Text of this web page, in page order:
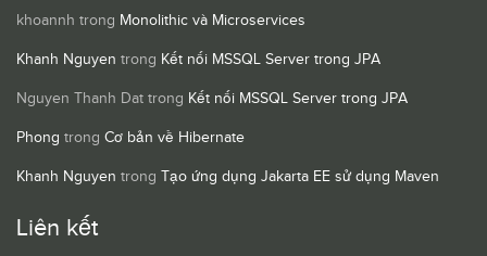
khoannh trong Monolithic và Microservices
Khanh Nguyen trong Kết nối MSSQL Server trong JPA
Nguyen Thanh Dat trong Kết nối MSSQL Server trong JPA
Phong trong Cơ bản về Hibernate
Khanh Nguyen trong Tạo ứng dụng Jakarta EE sử dụng Maven
Liên kết